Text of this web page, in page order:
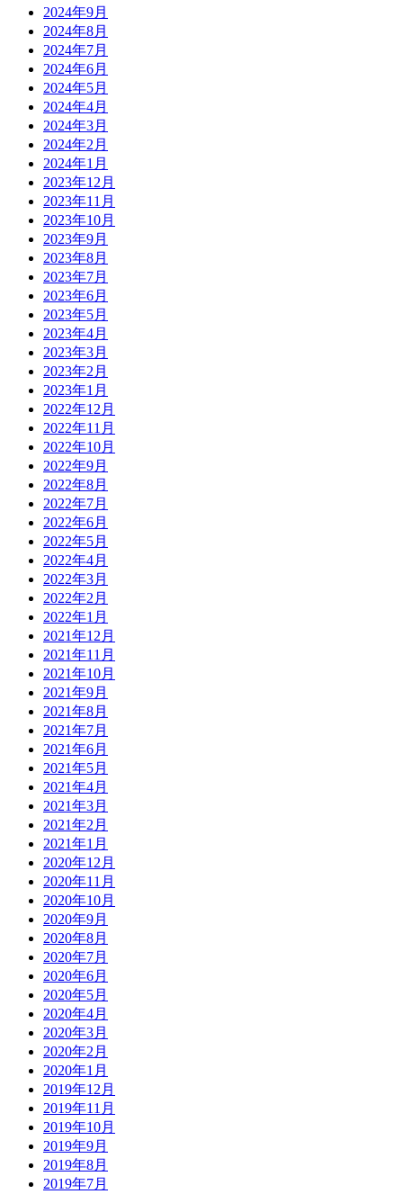
2024年9月
2024年8月
2024年7月
2024年6月
2024年5月
2024年4月
2024年3月
2024年2月
2024年1月
2023年12月
2023年11月
2023年10月
2023年9月
2023年8月
2023年7月
2023年6月
2023年5月
2023年4月
2023年3月
2023年2月
2023年1月
2022年12月
2022年11月
2022年10月
2022年9月
2022年8月
2022年7月
2022年6月
2022年5月
2022年4月
2022年3月
2022年2月
2022年1月
2021年12月
2021年11月
2021年10月
2021年9月
2021年8月
2021年7月
2021年6月
2021年5月
2021年4月
2021年3月
2021年2月
2021年1月
2020年12月
2020年11月
2020年10月
2020年9月
2020年8月
2020年7月
2020年6月
2020年5月
2020年4月
2020年3月
2020年2月
2020年1月
2019年12月
2019年11月
2019年10月
2019年9月
2019年8月
2019年7月